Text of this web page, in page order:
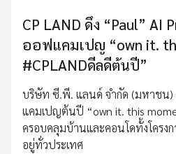
CP LAND ดึง “Paul” AI
ออฟแคมเปญ “own it.
#CPLANDดีลดีต้นปี”
บริษัท ซี.พี. แลนด์ จำกัด (มหาชน)
แคมเปญต้นปี “own it. this
ครอบคลุมบ้านและคอนโดทั้งโครงก
อยู่ทั่วประเทศ